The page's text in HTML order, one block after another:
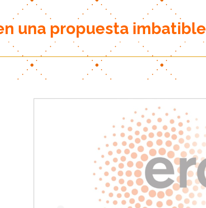
una propuesta imbatible